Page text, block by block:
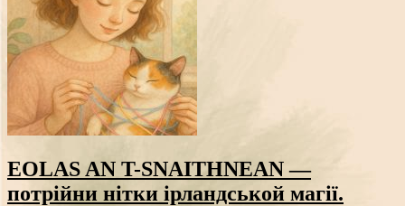
EOLAS AN T-SNAITHNEAN —
потрійни нітки ірландськой магії.